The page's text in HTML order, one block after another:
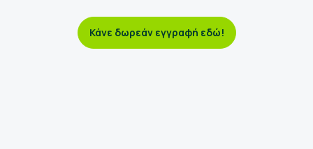
Κάνε δωρεάν εγγραφή εδώ!